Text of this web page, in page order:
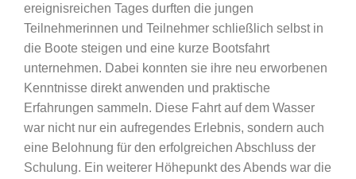
ereignisreichen Tages durften die jungen
Teilnehmerinnen und Teilnehmer schließlich selbst in
die Boote steigen und eine kurze Bootsfahrt
unternehmen. Dabei konnten sie ihre neu erworbenen
Kenntnisse direkt anwenden und praktische
Erfahrungen sammeln. Diese Fahrt auf dem Wasser
war nicht nur ein aufregendes Erlebnis, sondern auch
eine Belohnung für den erfolgreichen Abschluss der
Schulung. Ein weiterer Höhepunkt des Abends war die